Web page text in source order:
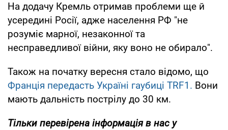
На додачу Кремль отримав проблеми ще й
усередині Росії, адже населення РФ "не
розуміє марної, незаконної та
несправедливої війни, яку воно не обирало".
Також на початку вересня стало відомо, що
Франція передасть Україні гаубиці TRF1. Вони
мають дальність пострілу до 30 км.
Тільки перевірена інформація в нас у